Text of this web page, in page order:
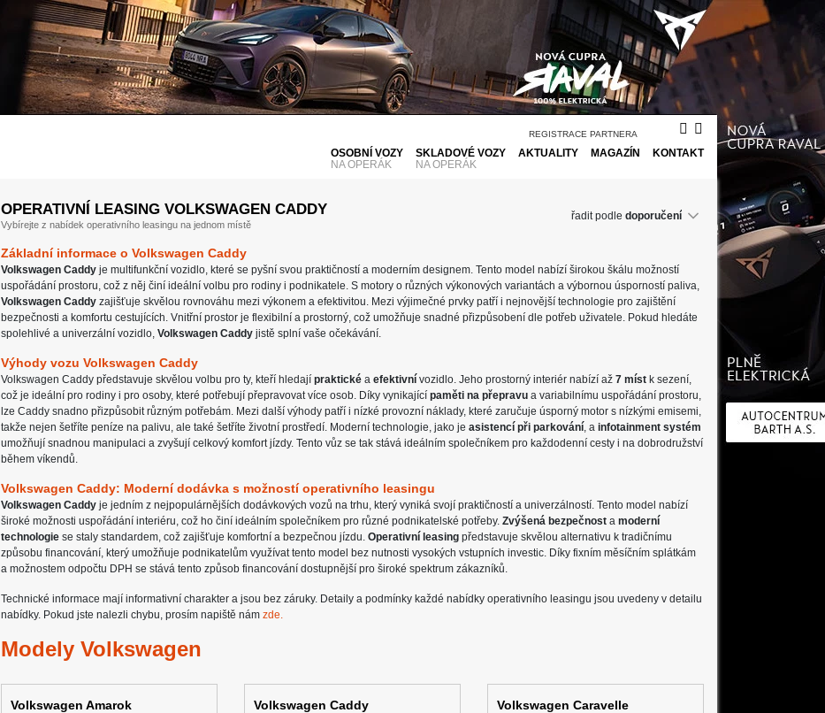
OSOBNÍ VOZY
NA OPERÁK
SKLADOVÉ VOZY
NA OPERÁK
AKTUALITY MAGAZÍN KONTAKT
REGISTRACE PARTNERA
OPERATIVNÍ LEASING VOLKSWAGEN CADDY
Vybírejte z nabídek operativního leasingu na jednom místě
řadit podle
Základní informace o Volkswagen Caddy
Volkswagen Caddy je multifunkční vozidlo, které se pyšní svou praktičností a moderním designem. Tento model nabízí širokou škálu možností
uspořádání prostoru, což z něj činí ideální volbu pro rodiny i podnikatele. S motory o různých výkonových variantách a výbornou úsporností paliva,
Volkswagen Caddy zajišťuje skvělou rovnováhu mezi výkonem a efektivitou. Mezi výjimečné prvky patří i nejnovější technologie pro zajištění
bezpečnosti a komfortu cestujících. Vnitřní prostor je flexibilní a prostorný, což umožňuje snadné přizpůsobení dle potřeb uživatele. Pokud hledáte
spolehlivé a univerzální vozidlo, Volkswagen Caddy jistě splní vaše očekávání.
Výhody vozu Volkswagen Caddy
Volkswagen Caddy představuje skvělou volbu pro ty, kteří hledají praktické a efektivní vozidlo. Jeho prostorný interiér nabízí až 7 míst k sezení,
což je ideální pro rodiny i pro osoby, které potřebují přepravovat více osob. Díky vynikající paměti na přepravu a variabilnímu uspořádání prostoru,
lze Caddy snadno přizpůsobit různým potřebám. Mezi další výhody patří i nízké provozní náklady, které zaručuje úsporný motor s nízkými emisemi,
takže nejen šetříte peníze na palivu, ale také šetříte životní prostředí. Moderní technologie, jako je asistencí při parkování, a infotainment systém
umožňují snadnou manipulaci a zvyšují celkový komfort jízdy. Tento vůz se tak stává ideálním společníkem pro každodenní cesty i na dobrodružství
během víkendů.
Volkswagen Caddy: Moderní dodávka s možností operativního leasingu
Volkswagen Caddy je jedním z nejpopulárnějších dodávkových vozů na trhu, který vyniká svojí praktičností a univerzálností. Tento model nabízí
široké možnosti uspořádání interiéru, což ho činí ideálním společníkem pro různé podnikatelské potřeby. Zvýšená bezpečnost a moderní
technologie se staly standardem, což zajišťuje komfortní a bezpečnou jízdu. Operativní leasing představuje skvělou alternativu k tradičnímu
způsobu financování, který umožňuje podnikatelům využívat tento model bez nutnosti vysokých vstupních investic. Díky fixním měsíčním splátkám
a možnostem odpočtu DPH se stává tento způsob financování dostupnější pro široké spektrum zákazníků.
Technické informace mají informativní charakter a jsou bez záruky. Detaily a podmínky každé nabídky operativního leasingu jsou uvedeny v detailu
nabídky. Pokud jste nalezli chybu, prosím napiště nám zde.
Modely Volkswagen
Volkswagen Amarok Volkswagen Caddy Volkswagen Caravelle